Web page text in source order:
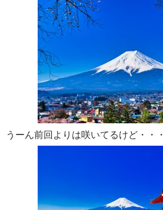
うーん前回よりは咲いてるけど・・・